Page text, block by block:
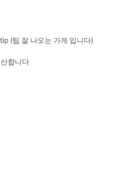
(팁 잘 나오는 가게 입니다)
합니다